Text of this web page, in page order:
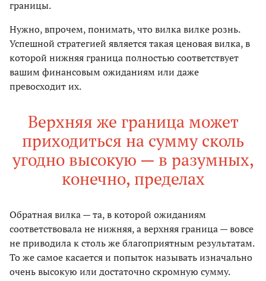
границы.
Нужно, впрочем, понимать, что вилка вилке рознь.
Успешной стратегией является такая ценовая вилка, в
которой нижняя граница полностью соответствует
вашим финансовым ожиданиям или даже
превосходит их.
Верхняя же граница может
приходиться на сумму сколь
угодно высокую — в разумных,
конечно, пределах
Обратная вилка — та, в которой ожиданиям
соответствовала не нижняя, а верхняя граница — вовсе
не приводила к столь же благоприятным результатам.
То же самое касается и попыток называть изначально
очень высокую или достаточно скромную сумму.